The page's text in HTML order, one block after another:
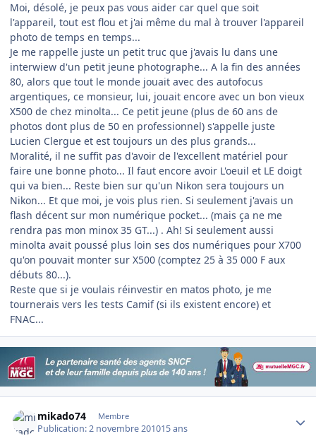
Moi, désolé, je peux pas vous aider car quel que soit
l'appareil, tout est flou et j'ai même du mal à trouver l'appareil
photo de temps en temps...
Je me rappelle juste un petit truc que j'avais lu dans une
interwiew d'un petit jeune photographe... A la fin des années
80, alors que tout le monde jouait avec des autofocus
argentiques, ce monsieur, lui, jouait encore avec un bon vieux
X500 de chez minolta... Ce petit jeune (plus de 60 ans de
photos dont plus de 50 en professionnel) s'appelle juste
Lucien Clergue et est toujours un des plus grands...
Moralité, il ne suffit pas d'avoir de l'excellent matériel pour
faire une bonne photo... Il faut encore avoir L'oeuil et LE doigt
qui va bien... Reste bien sur qu'un Nikon sera toujours un
Nikon... Et que moi, je vois plus rien. Si seulement j'avais un
flash décent sur mon numérique pocket... (mais ça ne me
rendra pas mon minox 35 GT...) . Ah! Si seulement aussi
minolta avait poussé plus loin ses dos numériques pour X700
qu'on pouvait monter sur X500 (comptez 25 à 35 000 F aux
débuts 80...).
Reste que si je voulais réinvestir en matos photo, je me
tournerais vers les tests Camif (si ils existent encore) et
FNAC...
mikado74 Membre
Publication:2 novembre 201015 ans